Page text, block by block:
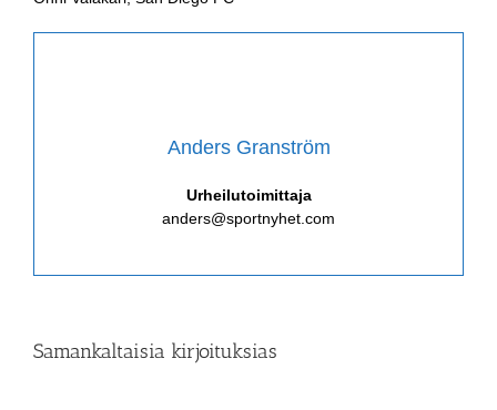
Anders Granström
Urheilutoimittaja
anders@sportnyhet.com
Samankaltaisia kirjoituksias